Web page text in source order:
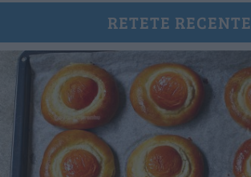
RETETE RECENTE